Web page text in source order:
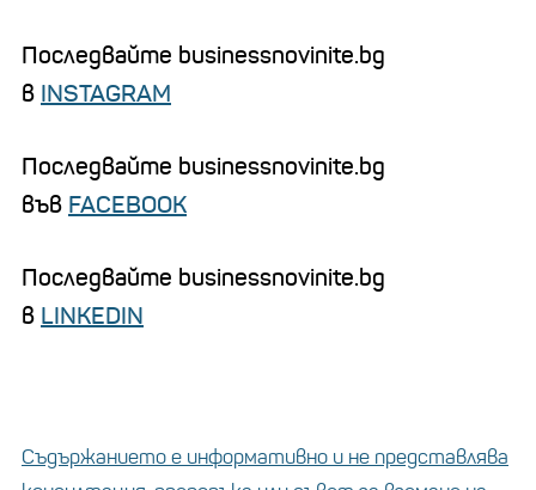
Последвайте businessnovinite.bg
в INSTAGRAM
Последвайте businessnovinite.bg
във FACEBOOK
Последвайте businessnovinite.bg
в LINKEDIN
Съдържанието е информативно и не представлява